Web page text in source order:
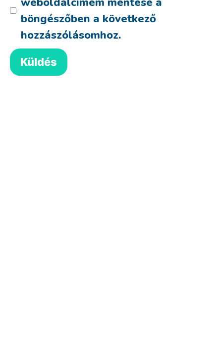
böngészőben a következő
hozzászólásomhoz.